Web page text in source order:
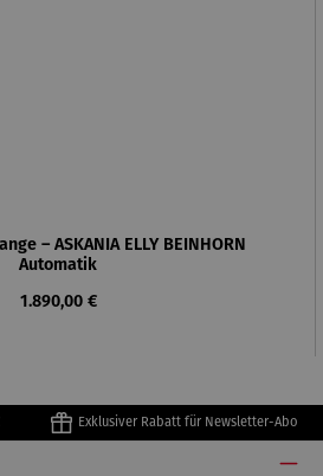
– ASKANIA ELLY BEINHORN
Automatik
Regulärer Preis:
1.890,00 €
Exklusiver Rabatt für Newsletter-Abo